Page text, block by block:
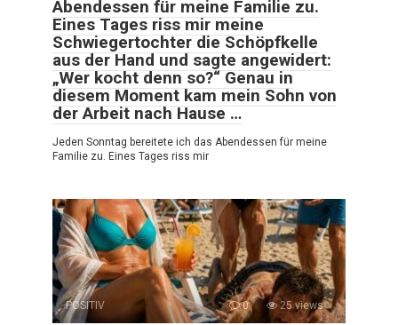
Abendessen für meine Familie zu.
Eines Tages riss mir meine
Schwiegertochter die Schöpfkelle
aus der Hand und sagte angewidert:
„Wer kocht denn so?“ Genau in
diesem Moment kam mein Sohn von
der Arbeit nach Hause …
Jeden Sonntag bereitete ich das Abendessen für meine
Familie zu. Eines Tages riss mir
POSITIV 0 25 views